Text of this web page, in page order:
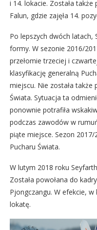
i 14. lokacie. Została
Falun, gdzie zajęła 14.
Po lepszych dwóch latach,
formy. W sezonie 2016/
przełomie trzeciej i
klasyfikację generalną
miejscu. Nie została
Świata. Sytuacja ta
ponownie potrafiła
podczas zawodów w
piąte miejsce. Sezon 2017/
Pucharu Świata.
W lutym 2018 roku
Została powołana do
Pjongczangu. W efekcie, w
lokatę.